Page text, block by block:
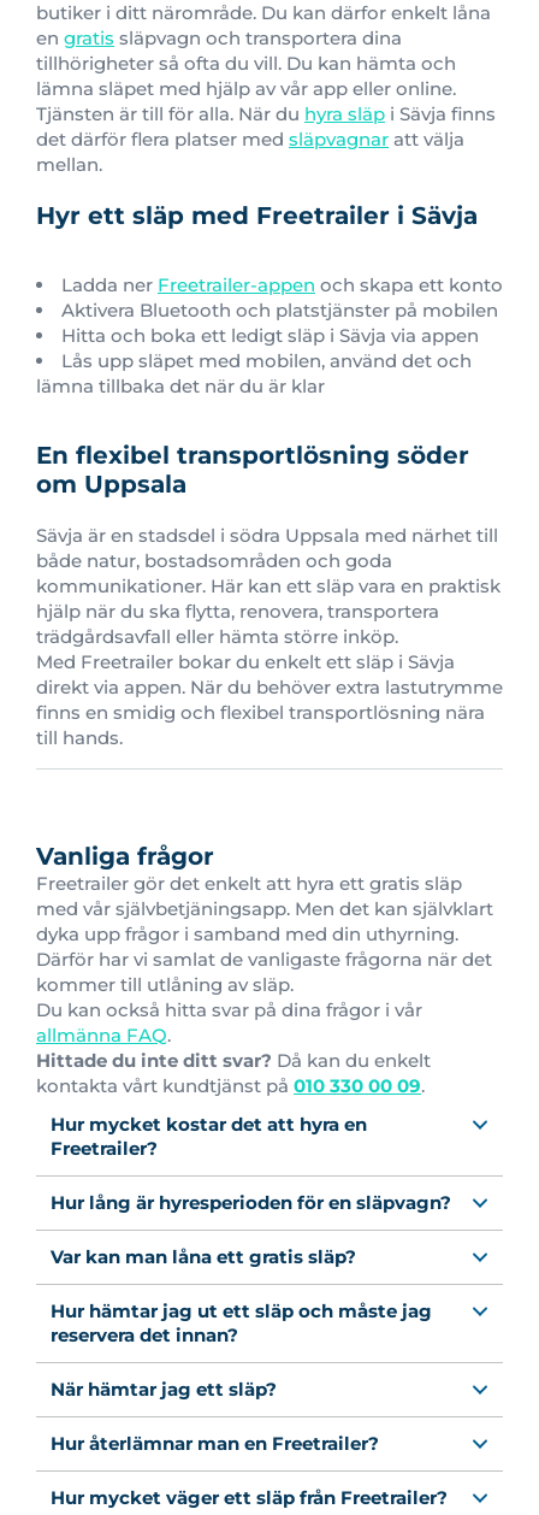
butiker i ditt närområde. Du kan därfor enkelt låna
en gratis släpvagn och transportera dina
tillhörigheter så ofta du vill. Du kan hämta och
lämna släpet med hjälp av vår app eller online.
Tjänsten är till för alla. När du hyra släp i Sävja finns
det därför flera platser med släpvagnar att välja
mellan.
Hyr ett släp med Freetrailer i Sävja
Ladda ner Freetrailer-appen och skapa ett konto
Aktivera Bluetooth och platstjänster på mobilen
Hitta och boka ett ledigt släp i Sävja via appen
Lås upp släpet med mobilen, använd det och
lämna tillbaka det när du är klar
En flexibel transportlösning söder
om Uppsala
Sävja är en stadsdel i södra Uppsala med närhet till
både natur, bostadsområden och goda
kommunikationer. Här kan ett släp vara en praktisk
hjälp när du ska flytta, renovera, transportera
trädgårdsavfall eller hämta större inköp.
Med Freetrailer bokar du enkelt ett släp i Sävja
direkt via appen. När du behöver extra lastutrymme
finns en smidig och flexibel transportlösning nära
till hands.
Vanliga frågor
Freetrailer gör det enkelt att hyra ett gratis släp
med vår självbetjäningsapp. Men det kan självklart
dyka upp frågor i samband med din uthyrning.
Därför har vi samlat de vanligaste frågorna när det
kommer till utlåning av släp.
Du kan också hitta svar på dina frågor i vår
allmänna FAQ.
Hittade du inte ditt svar? Då kan du enkelt
kontakta vårt kundtjänst på 010 330 00 09.
Hur mycket kostar det att hyra en
Freetrailer?
Hur lång är hyresperioden för en släpvagn?
Var kan man låna ett gratis släp?
Hur hämtar jag ut ett släp och måste jag
reservera det innan?
När hämtar jag ett släp?
Hur återlämnar man en Freetrailer?
Hur mycket väger ett släp från Freetrailer?